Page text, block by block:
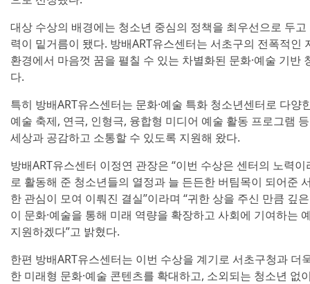
대상 수상의 배경에는 청소년 중심의 정책을 최우선으로 두
력이 밑거름이 됐다. 방배ART유스센터는 서초구의 전폭적인
환경에서 마음껏 꿈을 펼칠 수 있는 차별화된 문화·예술 기반
다.
특히 방배ART유스센터는 문화·예술 특화 청소년센터로 다양
예술 축제, 연극, 인형극, 융합형 미디어 예술 활동 프로그램
세상과 공감하고 소통할 수 있도록 지원해 왔다.
방배ART유스센터 이정연 관장은 “이번 수상은 센터의 노력
로 활동해 준 청소년들의 열정과 늘 든든한 버팀목이 되어준
한 관심이 모여 이뤄진 결실”이라며 “귀한 상을 주신 만큼 깊
이 문화·예술을 통해 미래 역량을 확장하고 사회에 기여하는
지원하겠다”고 밝혔다.
한편 방배ART유스센터는 이번 수상을 계기로 서초구청과 더
한 미래형 문화·예술 콘텐츠를 확대하고, 소외되는 청소년 없